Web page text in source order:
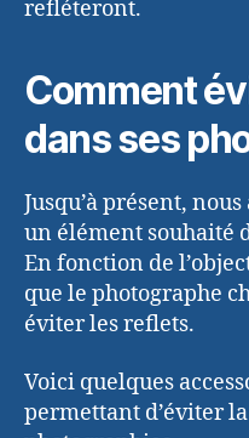
refléteront.
Comment
dans ses
Jusqu’à présent,
un élément souhaité
En fonction de
que le photographe
éviter les reflets.
Voici quelques
permettant d’éviter